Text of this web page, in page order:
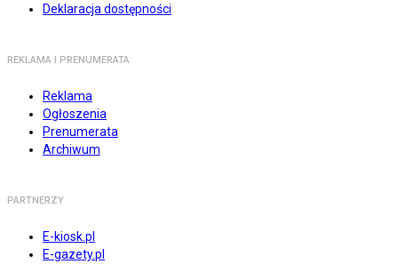
Deklaracja dostępności
REKLAMA I PRENUMERATA
Reklama
Ogłoszenia
Prenumerata
Archiwum
PARTNERZY
E-kiosk.pl
E-gazety.pl